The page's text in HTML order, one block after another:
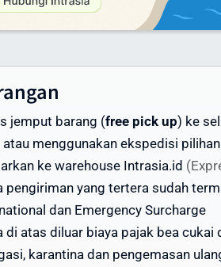
Laut (untuk pengiriman
FCL/LCL: tersedia
dan berat
di atas adalah estimasi dan
penawaran terbaik,
kami atau hubungi tim layanan
menawarkan skema volume
pengiriman, semakin ekonomis
Intrasia.id pilihan tepat
jemput barang (free pick up) ke
atau menggunakan ekspedisi
ke warehouse Intrasia.id
pengiriman yang tertera sudah
dan Emergency Surcharge
di atas diluar biaya pajak bea cukai
karantina dan pengemasan